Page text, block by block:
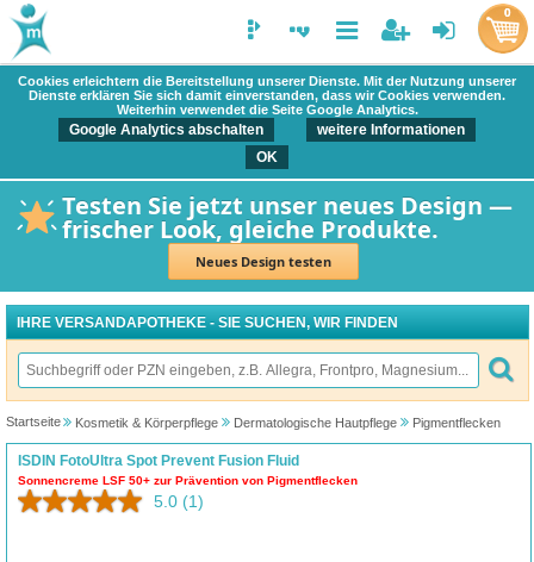
Cookies erleichtern die Bereitstellung unserer Dienste. Mit der Nutzung unserer
Dienste erklären Sie sich damit einverstanden, dass wir Cookies verwenden.
Weiterhin verwendet die Seite Google Analytics.
Google Analytics abschalten
weitere Informationen
OK
Testen Sie jetzt unser neues Design —
frischer Look, gleiche Produkte.
Neues Design testen
0
IHRE VERSANDAPOTHEKE - SIE SUCHEN, WIR FINDEN
Startseite Kosmetik & Körperpflege Dermatologische Hautpflege Pigmentflecken
ISDIN FotoUltra Spot Prevent Fusion Fluid
Sonnencreme LSF 50+ zur Prävention von Pigmentflecken
5.0 (1)